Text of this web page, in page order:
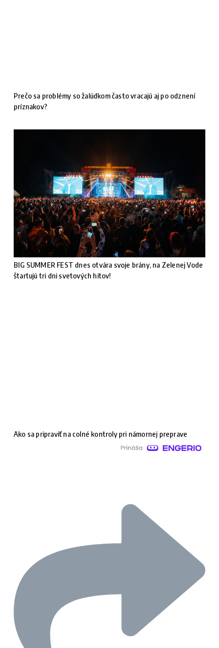
Prečo sa problémy so žalúdkom často vracajú aj po odznení
príznakov?
BIG SUMMER FEST dnes otvára svoje brány, na Zelenej Vode
štartujú tri dni svetových hitov!
Ako sa pripraviť na colné kontroly pri námornej preprave